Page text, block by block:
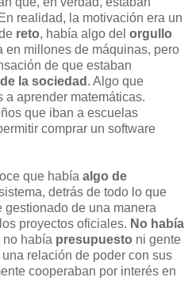
realidad, la motivación era un
reto, había algo del orgullo
en millones de máquinas, pero
de que estaban
la sociedad . Algo que
aprender matemáticas.
que iban a escuelas
comprar un software
que había algo de
detrás de todo lo que
gestionado de una manera
proyectos oficiales. No había
no había presupuesto ni gente
relación de poder con sus
cooperaban por interés en